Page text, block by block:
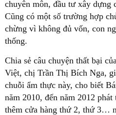
chuyên môn, đầu tư xây dựng
Cũng có một số trường hợp
chừng vì không đủ vốn, con
thống.
Chia sẻ câu chuyện thất bại
Việt, chị Trần Thị Bích Nga,
chuỗi ẩm thực này, cho biết
năm 2010, đến năm 2012
thêm cửa hàng thứ 2, thứ 3…